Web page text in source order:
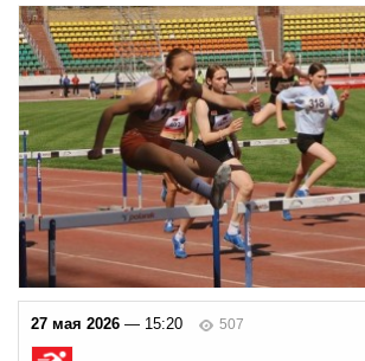
27 мая 2026 — 15:20 507